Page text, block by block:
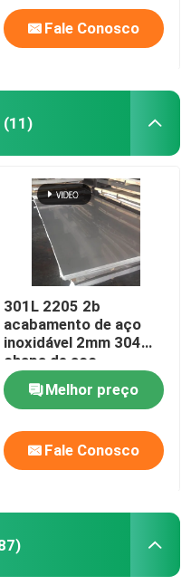
Fale Conosco
(11)
301L 2205 2b
acabamento de aço
inoxidável 2mm 304
chapa de aço
inoxidável 12m
Melhor preço
Fale Conosco